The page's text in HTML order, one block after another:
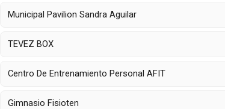
Municipal Pavilion Sandra Aguilar
TEVEZ BOX
Centro De Entrenamiento Personal AFIT
Gimnasio Fisioten